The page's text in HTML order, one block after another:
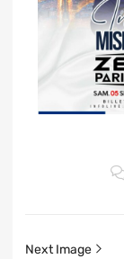
Next Image